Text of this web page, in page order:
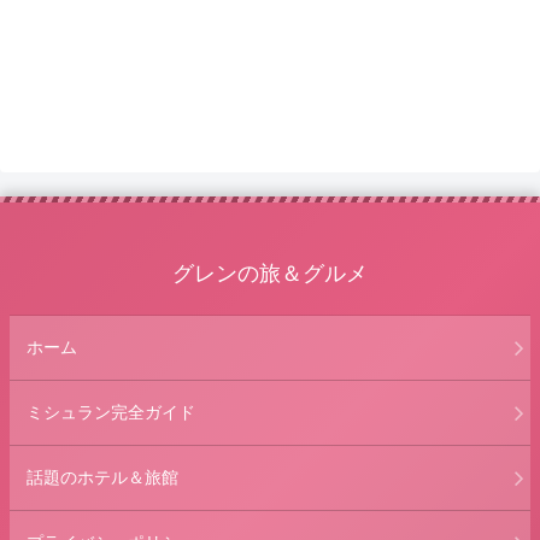
グレンの旅＆グルメ
ホーム
ミシュラン完全ガイド
話題のホテル＆旅館